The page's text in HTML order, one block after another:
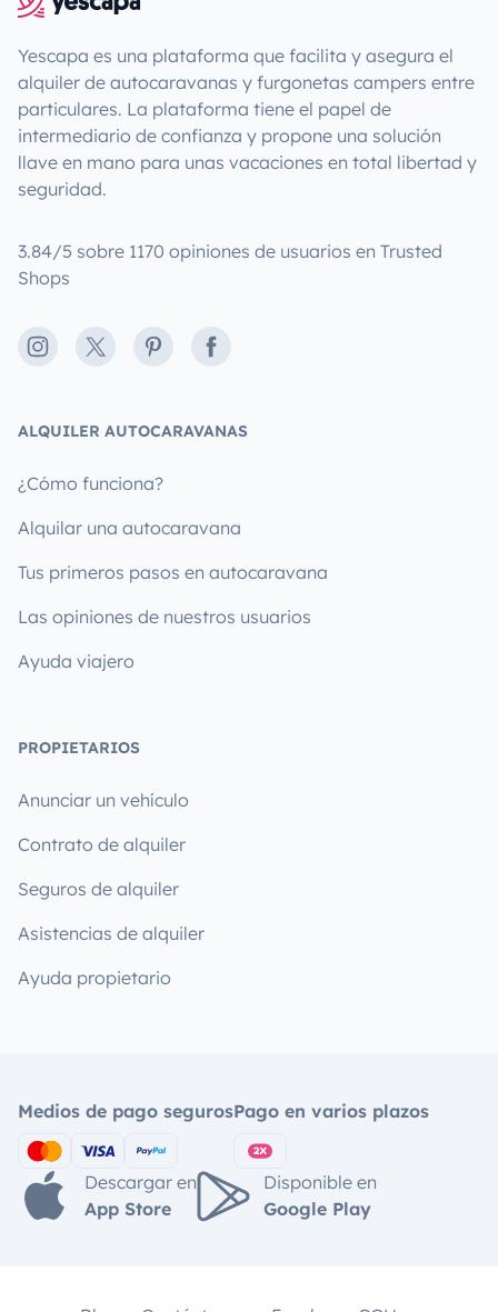
Yescapa es una plataforma que facilita y asegura el
alquiler de autocaravanas y furgonetas campers entre
particulares. La plataforma tiene el papel de
intermediario de confianza y propone una solución
llave en mano para unas vacaciones en total libertad y
seguridad.
3.84/5 sobre 1170 opiniones de usuarios en Trusted
Shops
Instagram
X PinterestFacebook
ALQUILER AUTOCARAVANAS
¿Cómo funciona?
Alquilar una autocaravana
Tus primeros pasos en autocaravana
Las opiniones de nuestros usuarios
Ayuda viajero
PROPIETARIOS
Anunciar un vehículo
Contrato de alquiler
Seguros de alquiler
Asistencias de alquiler
Ayuda propietario
Medios de pago segurosPago en varios plazos
Descargar en
App Store
Disponible en
Google Play